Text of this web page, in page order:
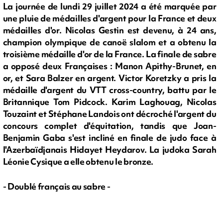
La journée de lundi 29 juillet 2024 a été marquée par
une pluie de médailles d'argent pour la France et deux
médailles d'or. Nicolas Gestin est devenu, à 24 ans,
champion olympique de canoë slalom et a obtenu la
troisième médaille d'or de la France. La finale de sabre
a opposé deux Françaises : Manon Apithy-Brunet, en
or, et Sara Balzer en argent. Victor Koretzky a pris la
médaille d'argent du VTT cross-country, battu par le
Britannique Tom Pidcock. Karim Laghouag, Nicolas
Touzaint et Stéphane Landois ont décroché l'argent du
concours complet d'équitation, tandis que Joan-
Benjamin Gaba s'est incliné en finale de judo face à
l'Azerbaïdjanais Hidayet Heydarov. La judoka Sarah
Léonie Cysique a elle obtenu le bronze.
- Doublé français au sabre -